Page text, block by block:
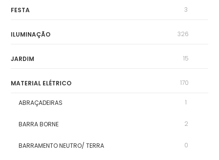
FESTA 3
ILUMINAÇÃO 326
JARDIM 15
MATERIAL ELÉTRICO 170
ABRAÇADEIRAS 1
BARRA BORNE 2
BARRAMENTO NEUTRO/ TERRA 0